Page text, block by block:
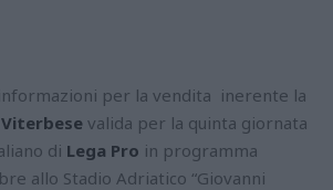
per la vendita inerente la
Viterbese valida per la quinta giornata
di Lega Pro in programma
allo Stadio Adriatico “Giovanni